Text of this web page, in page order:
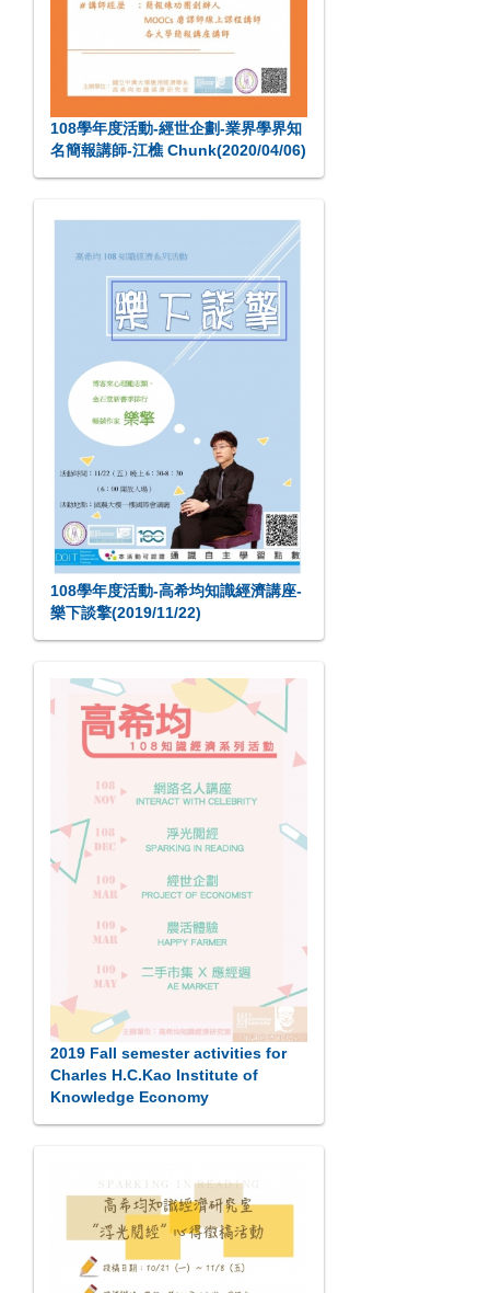
108學年度活動-經世企劃-業界學界知
名簡報講師-江樵 Chunk(2020/04/06)
108學年度活動-高希均知識經濟講座-
樂下談擎(2019/11/22)
2019 Fall semester activities for
Charles H.C.Kao Institute of
Knowledge Economy